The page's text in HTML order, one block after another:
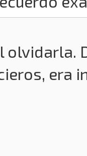
olvidarla.
era